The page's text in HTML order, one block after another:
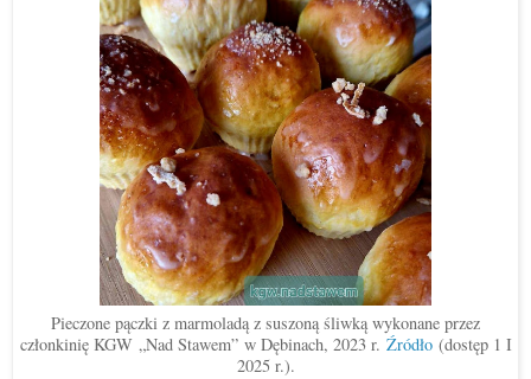
Pieczone pączki z marmoladą z suszoną śliwką wykonane przez
członkinię KGW „Nad Stawem” w Dębinach, 2023 r. Źródło(dostęp 1 I
2025 r.).